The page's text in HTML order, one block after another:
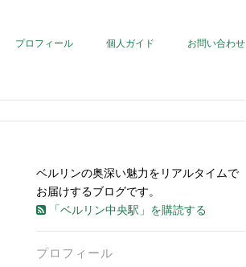
プロフィール 個人ガイド お問い合わせ
ベルリンの奥深い魅力をリアルタイムで
お届けするブログです。
「ベルリン中央駅」を購読する
プロフィール